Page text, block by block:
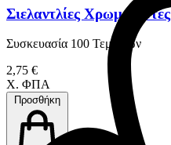
Σιελαντλίες Χρωματιστές
Συσκευασία 100 Τεμαχίων
2,75 €
Χ. ΦΠΑ
Προσθήκη